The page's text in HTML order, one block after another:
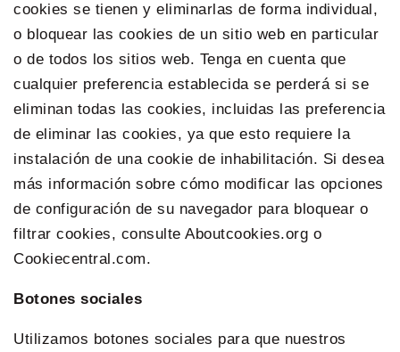
cookies se tienen y eliminarlas de forma individual,
o bloquear las cookies de un sitio web en particular
o de todos los sitios web. Tenga en cuenta que
cualquier preferencia establecida se perderá si se
eliminan todas las cookies, incluidas las preferencia
de eliminar las cookies, ya que esto requiere la
instalación de una cookie de inhabilitación. Si desea
más información sobre cómo modificar las opciones
de configuración de su navegador para bloquear o
filtrar cookies, consulte Aboutcookies.org o
Cookiecentral.com.
Botones sociales
Utilizamos botones sociales para que nuestros